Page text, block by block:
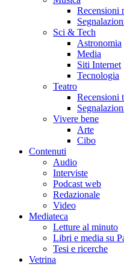
Recensioni
Sci & Tech
Astronomia
Media
Siti Internet
Tecnologia
Teatro
Recensioni
Vivere bene
Arte
Cibo
Contenuti
Audio
Interviste
Podcast web
Redazionale
Video
Mediateca
Letture al minuto
Libri e media su
Tesi e ricerche
Vetrina